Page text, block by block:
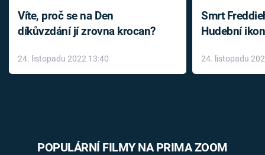
Víte, proč se na Den
díkůvzdání jí zrovna krocan?
24. listopadu 2022 13:40
Smrt
Hudební
léky
24. listopadu
POPULÁRNÍ FILMY NA PRIMA ZOOM